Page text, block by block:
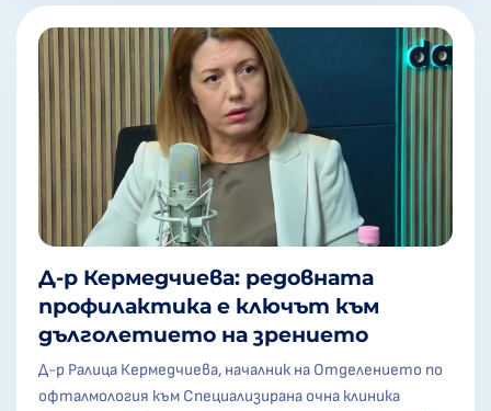
Д-р Кермедчиева: редовната
профилактика е ключът към
дълголетието на зрението
Д-р Ралица Кермедчиева, началник на Отделението по
офталмология към Специализирана очна клиника